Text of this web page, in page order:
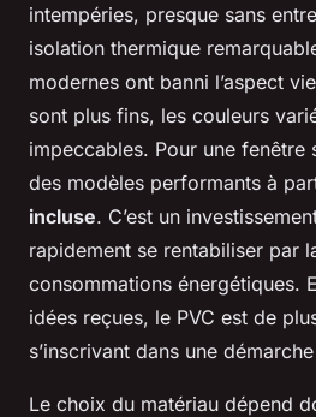
intempéries, presque sans
isolation thermique
modernes ont banni l’aspect
sont plus fins, les couleurs
impeccables. Pour une fenêtre
des modèles performants à
incluse. C’est un
rapidement se rentabiliser par
consommations énergétiques.
idées reçues, le PVC est de
s’inscrivant dans une
Le choix du matériau dépend